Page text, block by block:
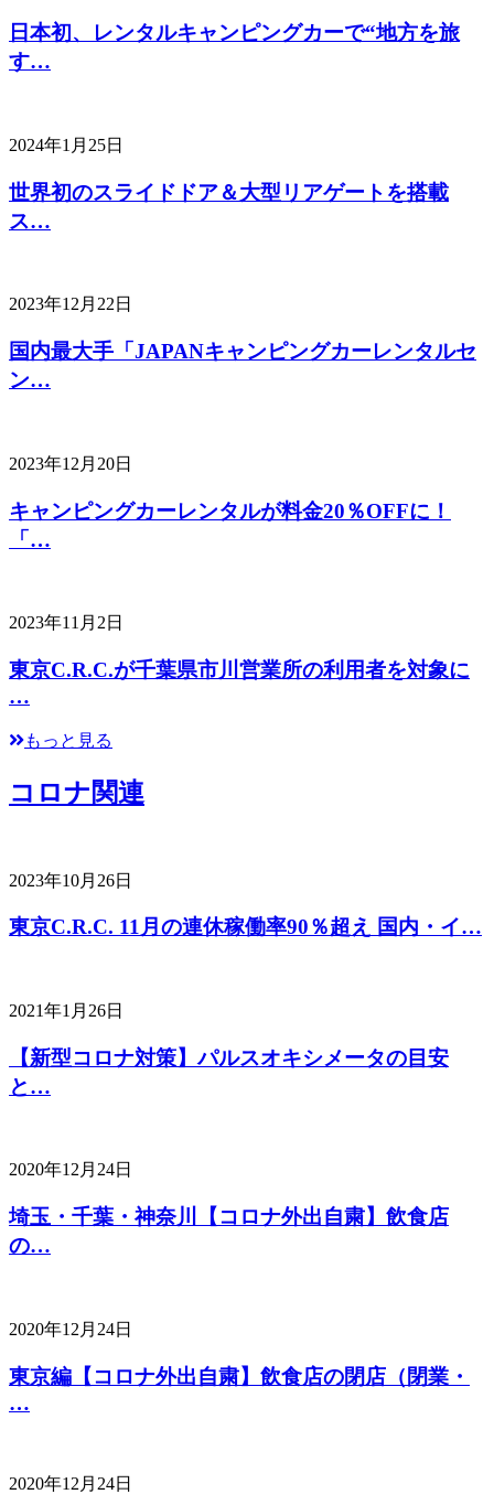
日本初、レンタルキャンピングカーで“地方を旅
す…
2024年1月25日
世界初のスライドドア＆大型リアゲートを搭載
ス…
2023年12月22日
国内最大手「JAPANキャンピングカーレンタルセ
ン…
2023年12月20日
キャンピングカーレンタルが料金20％OFFに！
「…
2023年11月2日
東京C.R.C.が千葉県市川営業所の利用者を対象に
…
もっと見る
コロナ関連
2023年10月26日
東京C.R.C. 11月の連休稼働率90％超え 国内・イ…
2021年1月26日
【新型コロナ対策】パルスオキシメータの目安
と…
2020年12月24日
埼玉・千葉・神奈川【コロナ外出自粛】飲食店
の…
2020年12月24日
東京編【コロナ外出自粛】飲食店の閉店（閉業・
…
2020年12月24日